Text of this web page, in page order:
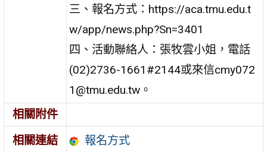
三、報名方式：https://aca.tmu.edu.t
w/app/news.php?Sn=3401
四、活動聯絡人：張牧雲小姐，電話
(02)2736-1661#2144或來信cmy072
1@tmu.edu.tw。
相關附件
相關連結
報名方式